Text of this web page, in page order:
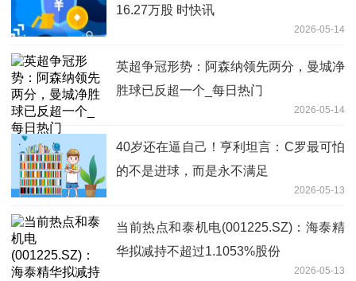
16.27万股 时快讯
2026-05-14
英超争冠形势：阿森纳领先两分，曼城净
胜球已反超一个_每日热门
2026-05-14
40岁还在逼自己！亨利坦言：C罗最可怕
的不是进球，而是永不满足
2026-05-13
当前热点和泰机电(001225.SZ)：海泰精
华拟减持不超过1.1053%股份
2026-05-13